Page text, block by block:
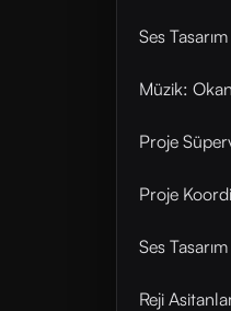
Ses
Müzik:
Proje
Proje
Ses
Reji